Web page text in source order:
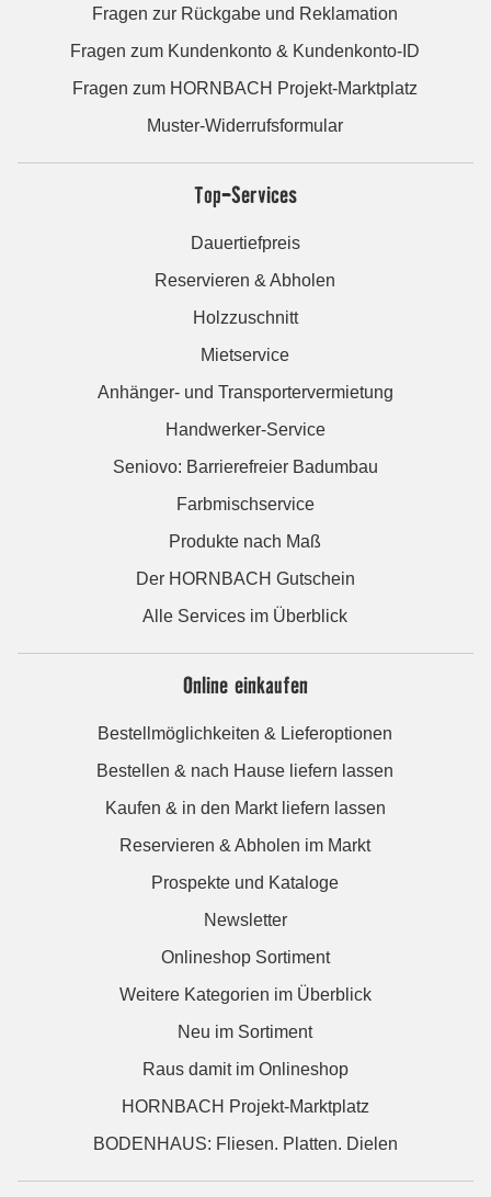
Fragen zur Rückgabe und Reklamation
Fragen zum Kundenkonto & Kundenkonto-ID
Fragen zum HORNBACH Projekt-Marktplatz
Muster-Widerrufsformular
Top-Services
Dauertiefpreis
Reservieren & Abholen
Holzzuschnitt
Mietservice
Anhänger- und Transportervermietung
Handwerker-Service
Seniovo: Barrierefreier Badumbau
Farbmischservice
Produkte nach Maß
Der HORNBACH Gutschein
Alle Services im Überblick
Online einkaufen
Bestellmöglichkeiten & Lieferoptionen
Bestellen & nach Hause liefern lassen
Kaufen & in den Markt liefern lassen
Reservieren & Abholen im Markt
Prospekte und Kataloge
Newsletter
Onlineshop Sortiment
Weitere Kategorien im Überblick
Neu im Sortiment
Raus damit im Onlineshop
HORNBACH Projekt-Marktplatz
BODENHAUS: Fliesen. Platten. Dielen